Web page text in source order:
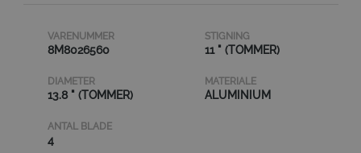
VARENUMMER
8M8026560
STIGNING
11 " (TOMMER)
DIAMETER
13.8 " (TOMMER)
MATERIALE
ALUMINIUM
ANTAL BLADE
4